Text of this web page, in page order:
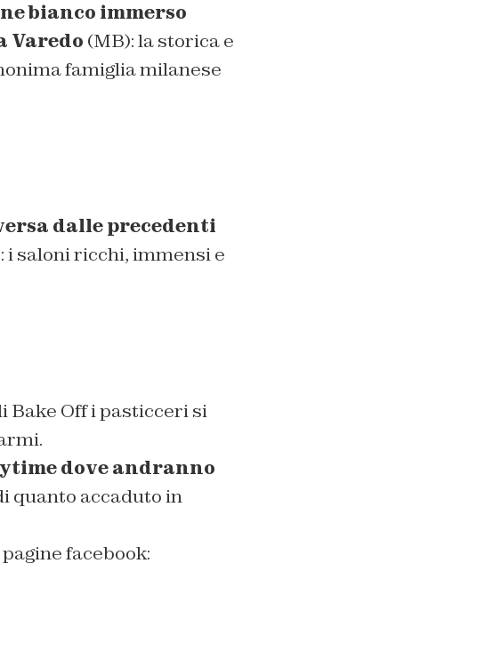
bianco immerso
Varedo (MB): la storica e
famiglia milanese
dalle precedenti
i saloni ricchi, immensi e
Bake Off i pasticceri si
dove andranno
quanto accaduto in
facebook: